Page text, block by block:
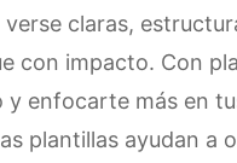
claras,
con impacto. Con
enfocarte más en
plantillas ayudan a